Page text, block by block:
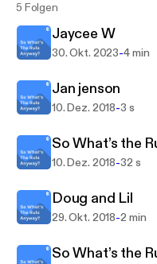
5 Folgen
Jaycee W
30. Okt. 2023-4 min
Jan jenson
10. Dez. 2018-3 s
So What’s the
10. Dez. 2018-32 s
Doug and Lil
29. Okt. 2018-2 min
So What’s the